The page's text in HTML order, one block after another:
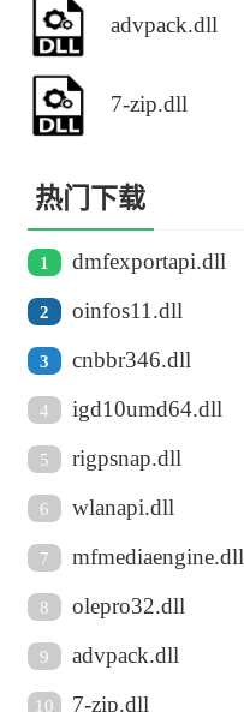
advpack.dll
7-zip.dll
热门下载
1 dmfexportapi.dll
2 oinfos11.dll
3 cnbbr346.dll
4 igd10umd64.dll
5 rigpsnap.dll
6 wlanapi.dll
7 mfmediaengine.dll
8 olepro32.dll
9 advpack.dll
10 7-zip.dll